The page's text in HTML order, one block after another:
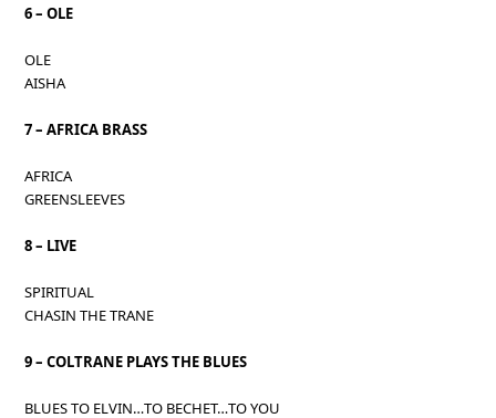
6 – OLE
OLE
AISHA
7 – AFRICA BRASS
AFRICA
GREENSLEEVES
8 – LIVE
SPIRITUAL
CHASIN THE TRANE
9 – COLTRANE PLAYS THE BLUES
BLUES TO ELVIN…TO BECHET…TO YOU